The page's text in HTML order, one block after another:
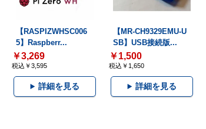
【RASPIZWHSC006
5】Raspberr...
￥3,269
税込￥3,595
詳細を見る
【MR-CH9329EMU-U
SB】USB接続版...
￥1,500
税込￥1,650
詳細を見る